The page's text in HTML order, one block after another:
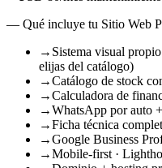
— Qué incluye tu Sitio Web
→ Sistema visual
elijas del catálogo)
→Catálogo de stock
→Calculadora de
→WhatsApp por auto
→Ficha técnica
→Google Business
→Mobile-first ·